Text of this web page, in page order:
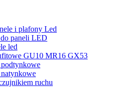
i plafony Led
paneli LED
led
GU10 MR16 GX53
podtynkowe
ruchu